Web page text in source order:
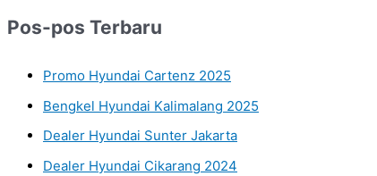
Pos-pos Terbaru
Promo Hyundai Cartenz 2025
Bengkel Hyundai Kalimalang 2025
Dealer Hyundai Sunter Jakarta
Dealer Hyundai Cikarang 2024